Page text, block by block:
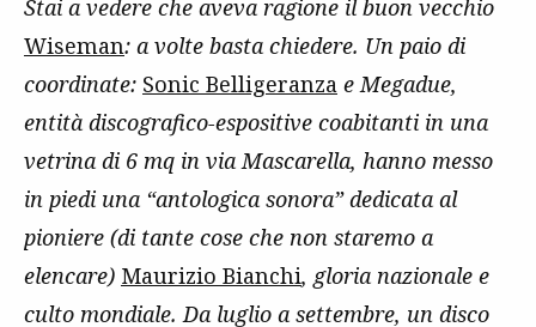
Stai a vedere che aveva ragione il buon vecchio
Wiseman: a volte basta chiedere. Un paio di
coordinate: Sonic Belligeranza e Megadue,
entità discografico-espositive coabitanti in una
vetrina di 6 mq in via Mascarella, hanno messo
in piedi una “antologica sonora” dedicata al
pioniere (di tante cose che non staremo a
elencare) Maurizio Bianchi, gloria nazionale e
culto mondiale. Da luglio a settembre, un disco